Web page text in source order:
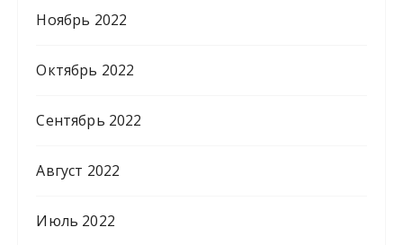
Ноябрь 2022
Октябрь 2022
Сентябрь 2022
Август 2022
Июль 2022